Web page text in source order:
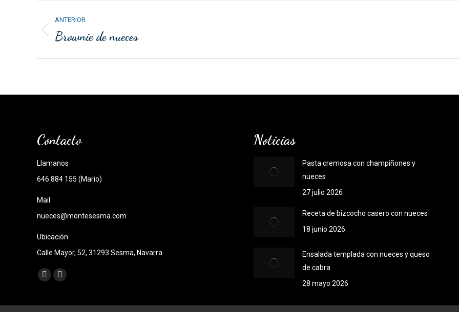
Navegación
entre
ANTERIOR
Publicación
Brownie de nueces
Contacto
Llamanos
646 884 155 (Mario)
Mail
nueces@montesesma.com
Ubicación
Calle Mayor, 52, 31293 Sesma, Navarra
Encuéntranos en:
Facebook
opens
Instagram
opens
Noticias
Pasta cremosa con champiñones y
nueces
27 julio 2026
Receta de bizcocho casero con nueces
18 junio 2026
Ensalada templada con nueces y queso
de cabra
28 mayo 2026